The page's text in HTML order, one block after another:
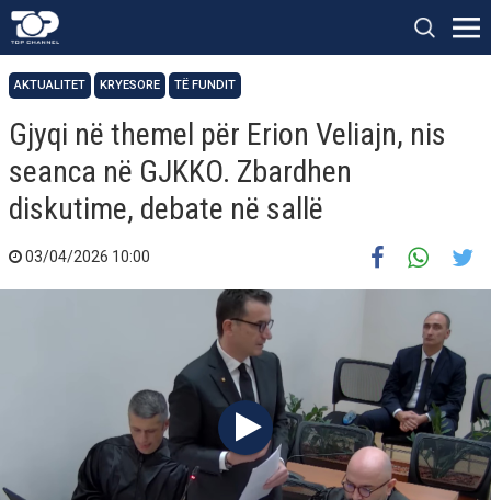
AKTUALITET KRYESORE TË FUNDIT
Gjyqi në themel për Erion Veliajn, nis
seanca në GJKKO. Zbardhen
diskutime, debate në sallë
03/04/2026 10:00